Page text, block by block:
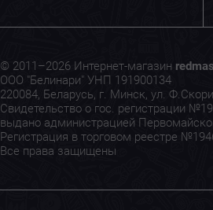
© 2011–2026 Интернет-магазин
ООО "Белинари" УНП 191900134
220084, Беларусь, г. Минск, ул.
Свидетельство о гос. регистрации
выдано администрацией
Регистрация в торговом реестре
Все права защищены